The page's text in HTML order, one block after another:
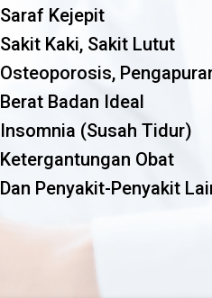
Saraf Kejepit
Sakit Kaki, Sakit Lutut
Osteoporosis,
Berat Badan Ideal
Insomnia (Susah Tidur)
Ketergantungan Obat
Dan Penyakit-Penyakit